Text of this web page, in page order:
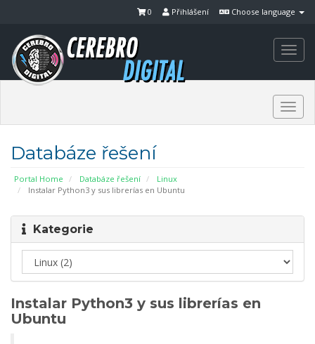
Choose language
Přihlášení
0
Databáze řešení
Portal Home Databáze řešení
Linux
Instalar Python3 y sus librerías en Ubuntu
Kategorie
Instalar Python3 y sus librerías en
Ubuntu